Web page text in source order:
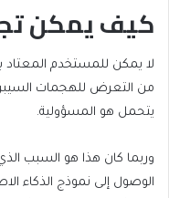
كيف يمكن
لا يمكن للمستخدم
من التعرض للهجمات
يتحمل هو المسؤولية.
وربما كان هذا هو السبب